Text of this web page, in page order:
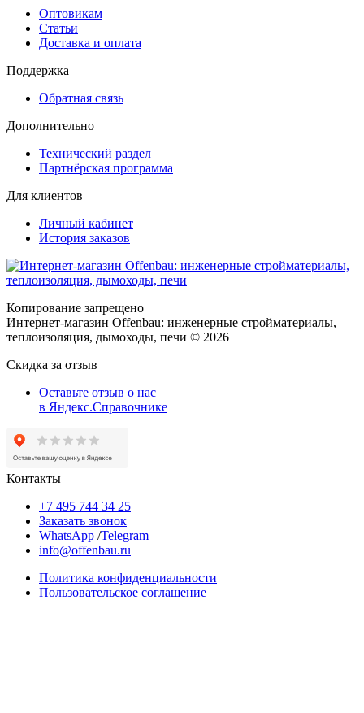
Оптовикам
Статьи
Доставка и оплата
Поддержка
Обратная связь
Дополнительно
Технический раздел
Партнёрская программа
Для клиентов
Личный кабинет
История заказов
Копирование запрещено
Интернет-магазин Offenbau: инженерные стройматериалы,
теплоизоляция, дымоходы, печи © 2026
Скидка за отзыв
Оставьте отзыв о нас
в Яндекс.Справочнике
Контакты
+7 495 744 34 25
Заказать звонок
WhatsApp /Telegram
info@offenbau.ru
Политика конфиденциальности
Пользовательское соглашение